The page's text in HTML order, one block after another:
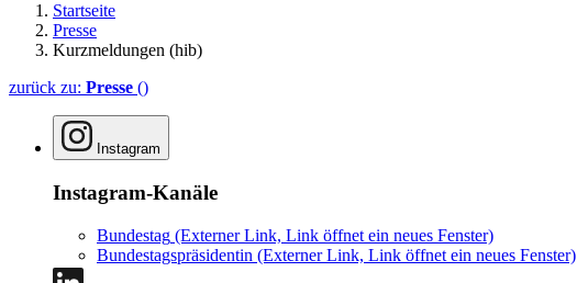
Startseite
Presse
Kurzmeldungen (hib)
zurück zu: Presse ()
Instagram
Instagram-Kanäle
Bundestag (Externer Link, Link öffnet ein neues Fenster)
Bundestagspräsidentin (Externer Link, Link öffnet ein neues Fenster)